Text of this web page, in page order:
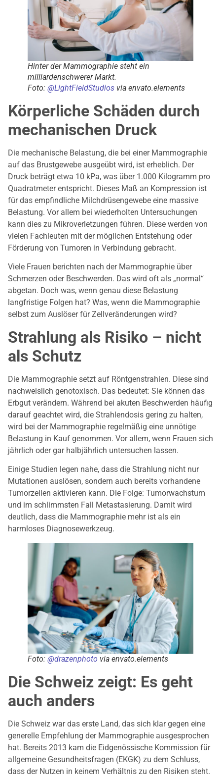
Hinter der Mammographie steht ein
milliardenschwerer Markt.
Foto: @LightFieldStudios via envato.elements
Körperliche Schäden durch
mechanischen Druck
Die mechanische Belastung, die bei einer Mammographie
auf das Brustgewebe ausgeübt wird, ist erheblich. Der
Druck beträgt etwa 10 kPa, was über 1.000 Kilogramm pro
Quadratmeter entspricht. Dieses Maß an Kompression ist
für das empfindliche Milchdrüsengewebe eine massive
Belastung. Vor allem bei wiederholten Untersuchungen
kann dies zu Mikroverletzungen führen. Diese werden von
vielen Fachleuten mit der möglichen Entstehung oder
Förderung von Tumoren in Verbindung gebracht.
Viele Frauen berichten nach der Mammographie über
Schmerzen oder Beschwerden. Das wird oft als „normal“
abgetan. Doch was, wenn genau diese Belastung
langfristige Folgen hat? Was, wenn die Mammographie
selbst zum Auslöser für Zellveränderungen wird?
Strahlung als Risiko – nicht
als Schutz
Die Mammographie setzt auf Röntgenstrahlen. Diese sind
nachweislich genotoxisch. Das bedeutet: Sie können das
Erbgut verändern. Während bei akuten Beschwerden häufig
darauf geachtet wird, die Strahlendosis gering zu halten,
wird bei der Mammographie regelmäßig eine unnötige
Belastung in Kauf genommen. Vor allem, wenn Frauen sich
jährlich oder gar halbjährlich untersuchen lassen.
Einige Studien legen nahe, dass die Strahlung nicht nur
Mutationen auslösen, sondern auch bereits vorhandene
Tumorzellen aktivieren kann. Die Folge: Tumorwachstum
und im schlimmsten Fall Metastasierung. Damit wird
deutlich, dass die Mammographie mehr ist als ein
harmloses Diagnosewerkzeug.
Foto: @drazenphoto via envato.elements
Die Schweiz zeigt: Es geht
auch anders
Die Schweiz war das erste Land, das sich klar gegen eine
generelle Empfehlung der Mammographie ausgesprochen
hat. Bereits 2013 kam die Eidgenössische Kommission für
allgemeine Gesundheitsfragen (EKGK) zu dem Schluss,
dass der Nutzen in keinem Verhältnis zu den Risiken steht.